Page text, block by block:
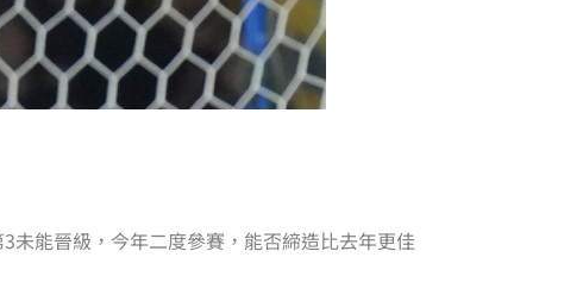
未能晉級，今年二度參賽，能否締造比去年更佳